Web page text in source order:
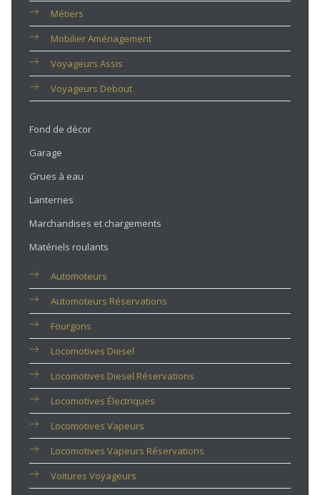
Métiers
Mobilier Aménagement
Voyageurs Assis
Voyageurs Debout
Fond de décor
Garage
Grues à eau
Lanternes
Marchandises et chargements
Matériels roulants
Automoteurs
Automoteurs Réservations
Fourgons
Locomotives Diesel
Locomotives Diesel Réservations
Locomotives Électriques
Locomotives Vapeurs
Locomotives Vapeurs Réservations
Voitures Voyageurs